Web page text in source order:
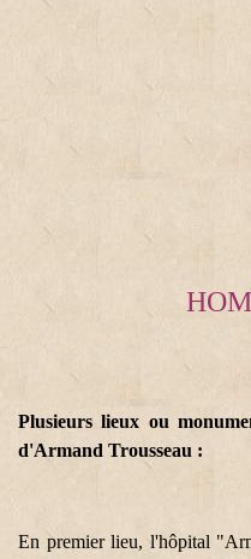
Plusieurs lieux ou
d'Armand Trousseau :
En premier lieu, l'hôpital